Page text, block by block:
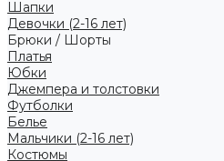
Шапки
Девочки (2-16 лет)
Брюки / Шорты
Платья
Юбки
Джемпера и толстовки
Футболки
Белье
Мальчики (2-16 лет)
Костюмы